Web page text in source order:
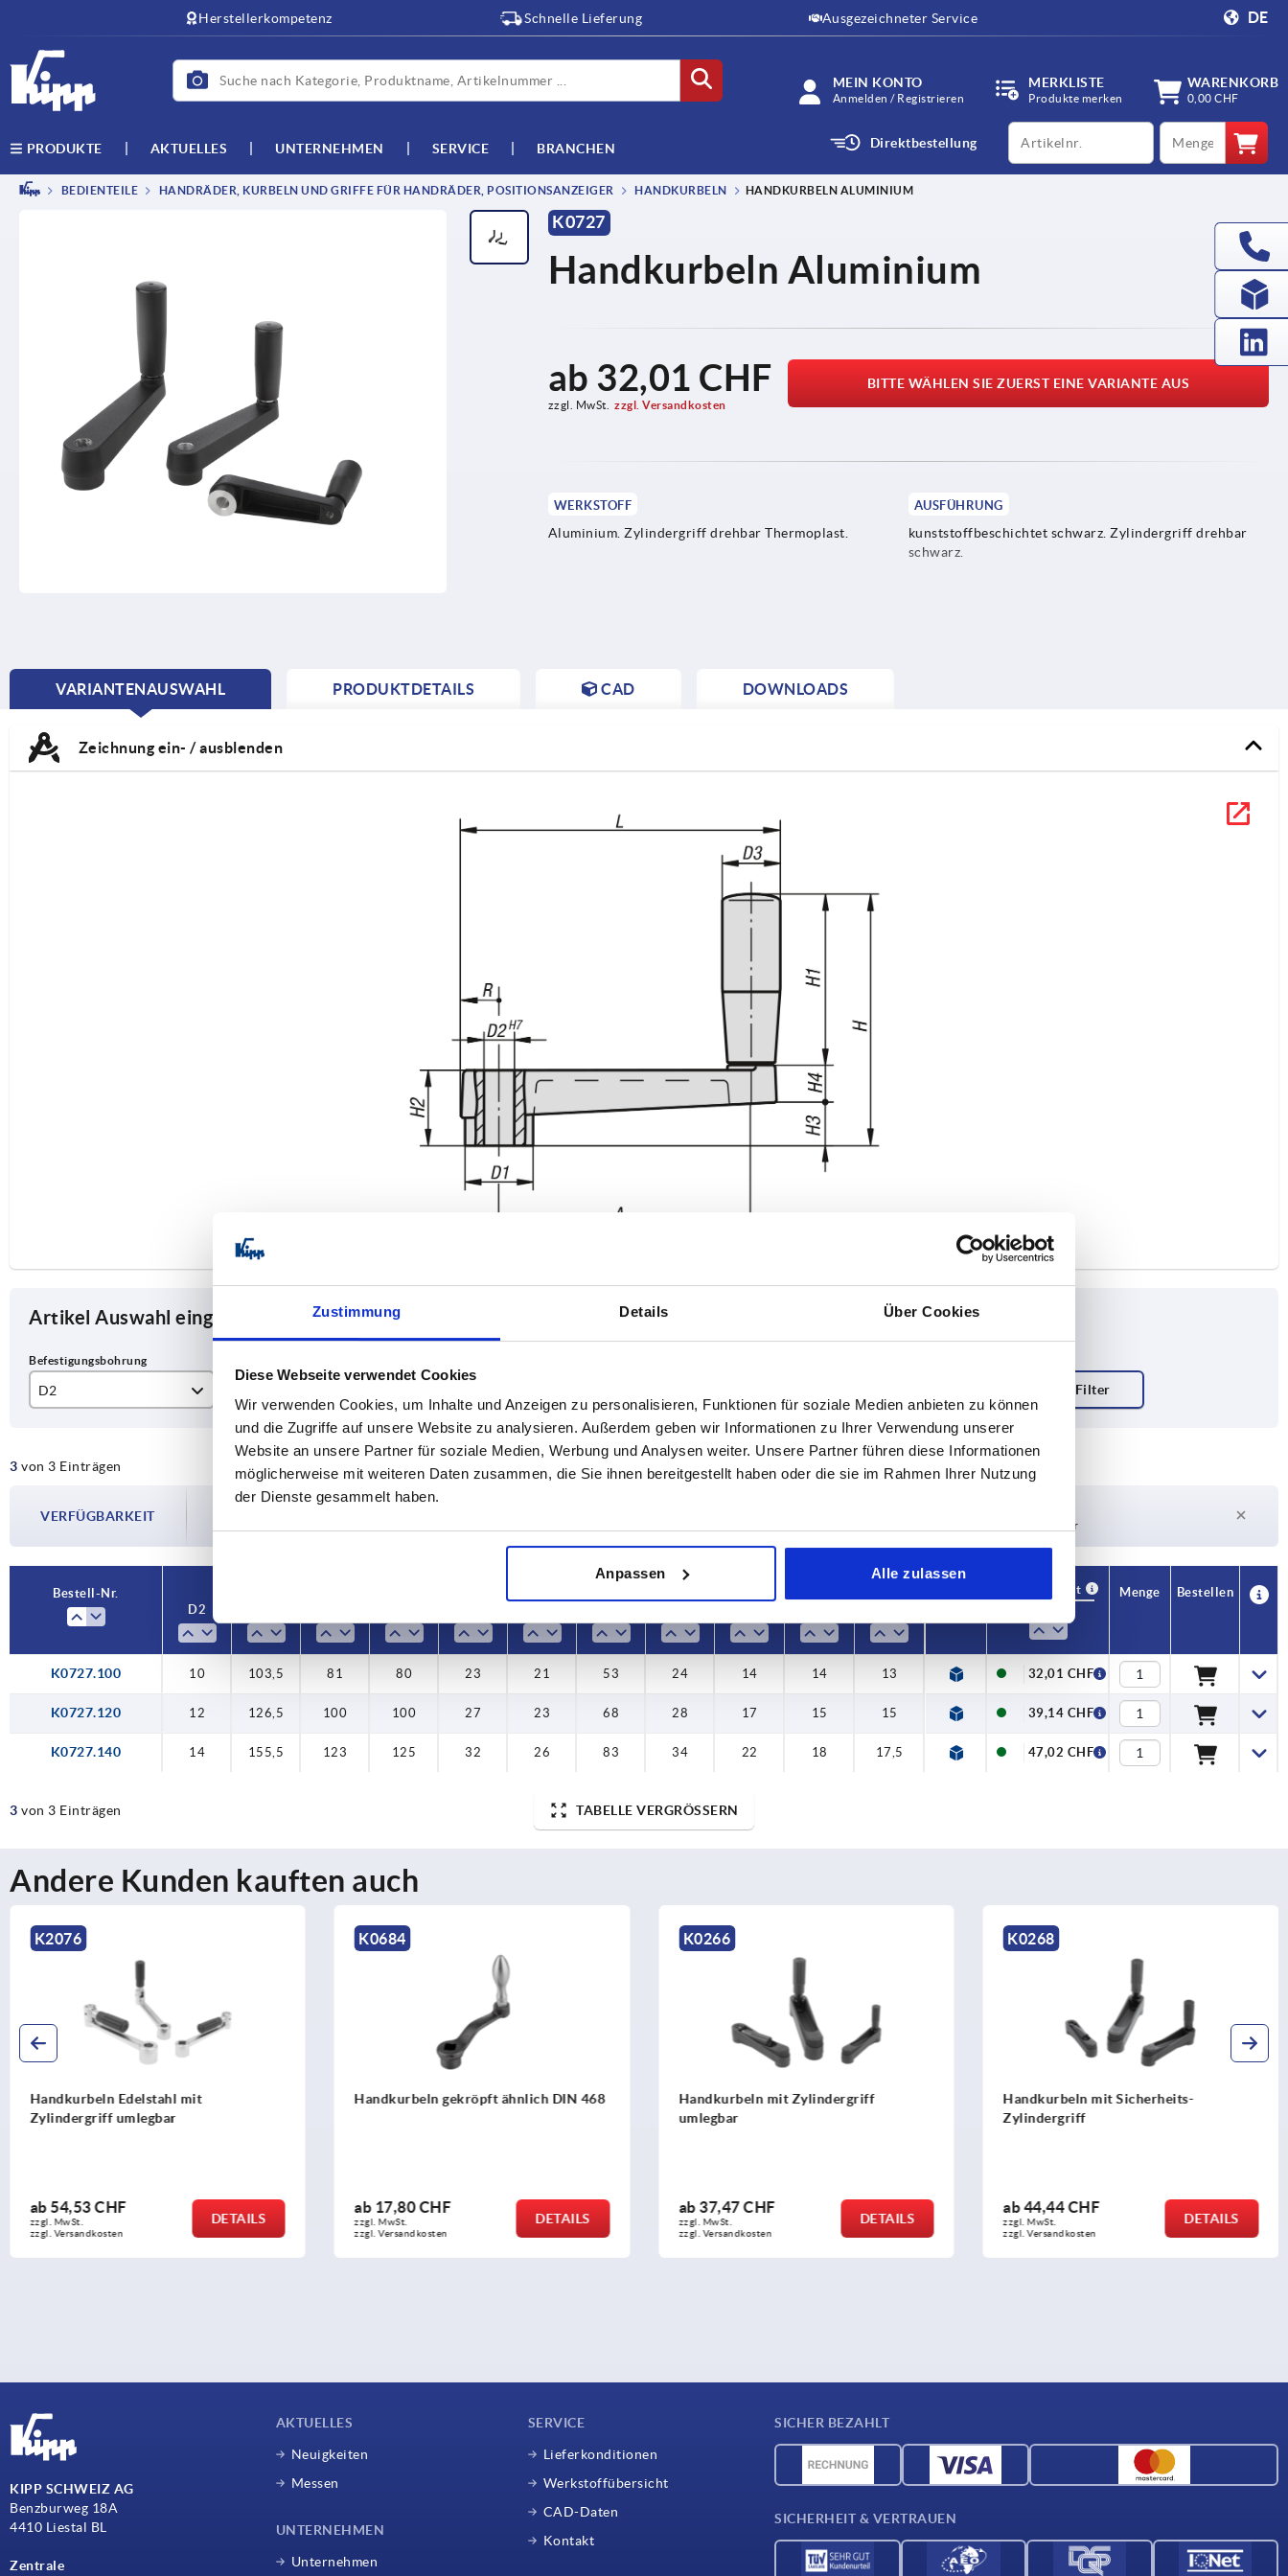
Zustimmung Details Über Cookies
Diese Webseite verwendet Cookies
Wir verwenden Cookies, um Inhalte und Anzeigen zu personalisieren, Funktionen für soziale Medien anbieten zu können
und die Zugriffe auf unsere Website zu analysieren. Außerdem geben wir Informationen zu Ihrer Verwendung unserer
Website an unsere Partner für soziale Medien, Werbung und Analysen weiter. Unsere Partner führen diese Informationen
möglicherweise mit weiteren Daten zusammen, die Sie ihnen bereitgestellt haben oder die sie im Rahmen Ihrer Nutzung
der Dienste gesammelt haben.
Anpassen Alle zulassen
Herstellerkompetenz Schnelle Lieferung Ausgezeichneter Service DE
MEIN KONTO
Anmelden / Registrieren
MERKLISTE
Produkte merken
WARENKORB
0,00 CHF
PRODUKTE AKTUELLES UNTERNEHMEN SERVICE BRANCHEN Direktbestellung
productCode qty
BEDIENTEILE HANDRÄDER, KURBELN UND GRIFFE FÜR HANDRÄDER, POSITIONSANZEIGER HANDKURBELN HANDKURBELN ALUMINIUM
K0727
Handkurbeln Aluminium
ab 32,01 CHF
zzgl. MwSt. zzgl. Versandkosten
BITTE WÄHLEN SIE ZUERST EINE VARIANTE AUS
WERKSTOFF
Aluminium. Zylindergriff drehbar Thermoplast.
AUSFÜHRUNG
kunststoffbeschichtet schwarz. Zylindergriff drehbar
schwarz.
VARIANTENAUSWAHL
CURRENT
PRODUKTDETAILS CAD DOWNLOADS
Zeichnung ein- / ausblenden
Artikel Auswahl eingrenzen
D2
12
103,5
126,5
155,5
81
100
123
80
100
23
27
3 von 3 Einträgen TABELLE VERGRÖSSERN
VERFÜGBARKEIT
Die Verfügbarkeiten werden in regelmäßigen Abständen mehrmals täglich aktualisiert.
Versanddatum.
Derzeit nicht auf Lager
Bestell-Nr.
D2
Verfügbarkeit
Menge Bestellen
K0727.100 10 103,5 81 80 23 21 53 24 14 14 13 32,01 CHF
K0727.120 12 126,5 100 100 27 23 68 28 17 15 15 39,14 CHF
K0727.140 14 155,5 123 125 32 26 83 34 22 18 17,5 47,02 CHF
3 von 3 Einträgen TABELLE VERGRÖSSERN
Andere Kunden kauften auch
K0684
Handkurbeln gekröpft ähnlich DIN 468
ab17,80 CHF
zzgl. MwSt.
zzgl. Versandkosten
DETAILS
K0266
Handkurbeln mit Zylindergriff
ab37,47 CHF
zzgl. MwSt.
zzgl. Versandkosten
DETAILS
K0268
Handkurbeln mit Sicherheits-
Zylindergriff
ab44,44 CHF
zzgl. MwSt.
zzgl. Versandkosten
DETAILS
K0659
Handkurbeln mit Zylindergriff drehbar
ab13,67 CHF
zzgl. MwSt.
zzgl. Versandkosten
DETAILS
KIPP SCHWEIZ AG
Benzburweg 18A
4410 Liestal BL
Zentrale
AKTUELLES
Neuigkeiten
Messen
UNTERNEHMEN
Unternehmen
SERVICE
Lieferkonditionen
Werkstoffübersicht
CAD-Daten
Kontakt
SICHER BEZAHLT
SICHERHEIT & VERTRAUEN